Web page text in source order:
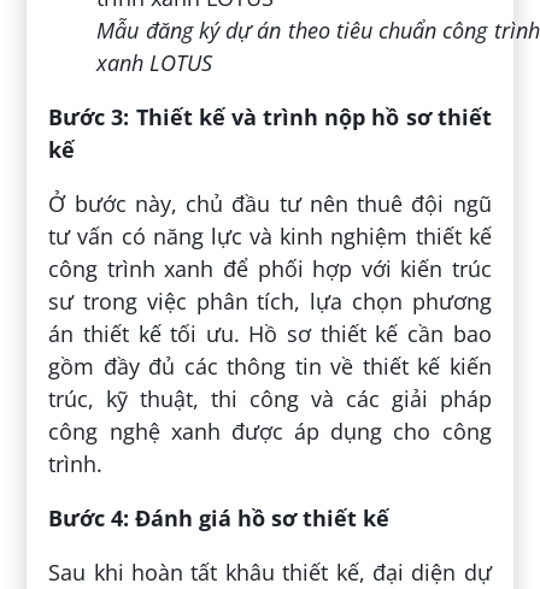
Mẫu đăng ký dự án theo tiêu chuẩn công trình
xanh LOTUS
Bước 3: Thiết kế và trình nộp hồ sơ thiết
kế
Ở bước này, chủ đầu tư nên thuê đội ngũ
tư vấn có năng lực và kinh nghiệm thiết kế
công trình xanh để phối hợp với kiến trúc
sư trong việc phân tích, lựa chọn phương
án thiết kế tối ưu. Hồ sơ thiết kế cần bao
gồm đầy đủ các thông tin về thiết kế kiến
trúc, kỹ thuật, thi công và các giải pháp
công nghệ xanh được áp dụng cho công
trình.
Bước 4: Đánh giá hồ sơ thiết kế
Sau khi hoàn tất khâu thiết kế, đại diện dự